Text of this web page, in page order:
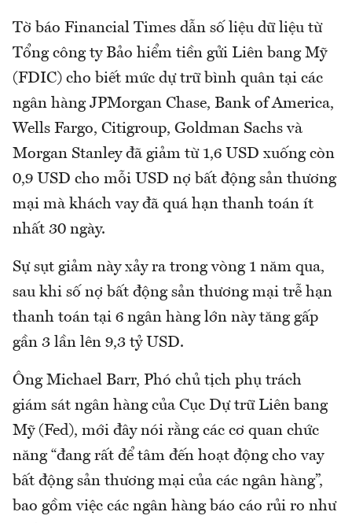
Tờ báo Financial Times dẫn số liệu dữ liệu từ
Tổng công ty Bảo hiểm tiền gửi Liên bang Mỹ
(FDIC) cho biết mức dự trữ bình quân tại các
ngân hàng JPMorgan Chase, Bank of America,
Wells Fargo, Citigroup, Goldman Sachs và
Morgan Stanley đã giảm từ 1,6 USD xuống còn
0,9 USD cho mỗi USD nợ bất động sản thương
mại mà khách vay đã quá hạn thanh toán ít
nhất 30 ngày.
Sự sụt giảm này xảy ra trong vòng 1 năm qua,
sau khi số nợ bất động sản thương mại trễ hạn
thanh toán tại 6 ngân hàng lớn này tăng gấp
gần 3 lần lên 9,3 tỷ USD.
Ông Michael Barr, Phó chủ tịch phụ trách
giám sát ngân hàng của Cục Dự trữ Liên bang
Mỹ (Fed), mới đây nói rằng các cơ quan chức
năng “đang rất để tâm đến hoạt động cho vay
bất động sản thương mại của các ngân hàng”,
bao gồm việc các ngân hàng báo cáo rủi ro như